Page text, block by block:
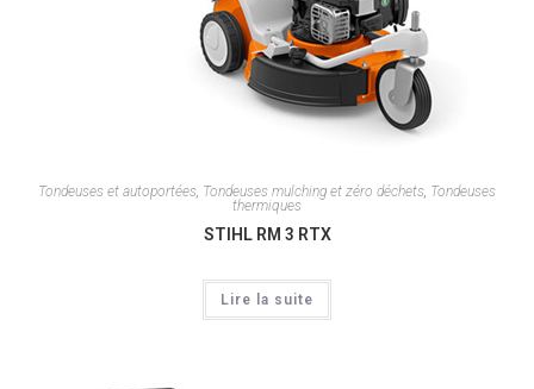
Tondeuses et autoportées Tondeuses mulching et zéro déchets Tondeuses
thermiques
STIHL RM 3 RTX
Lire la suite